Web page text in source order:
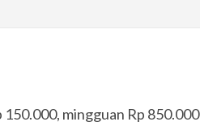
mingguan Rp 850.000